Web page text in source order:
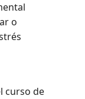
o
curso de